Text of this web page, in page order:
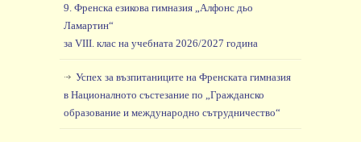
9. Френска езикова гимназия „Алфонс дьо
Ламартин“
за VIII. клас на учебната 2026/2027 година
Успех за възпитаниците на Френската гимназия
в Националното състезание по „Гражданско
образование и международно сътрудничество“